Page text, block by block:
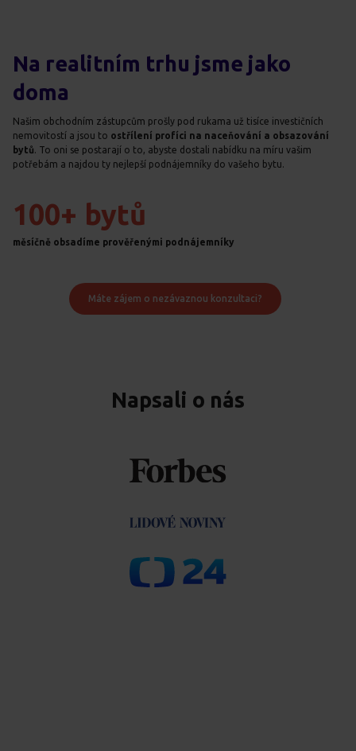
Na realitním trhu jsme jako
doma
Našim obchodním zástupcům prošly pod rukama už tisíce investičních
nemovitostí a jsou to ostřílení profíci na naceňování a obsazování
bytů . To oni se postarají o to, abyste dostali nabídku na míru vašim
potřebám a najdou ty nejlepší podnájemníky do vašeho bytu.
100+ bytů
měsíčně obsadíme prověřenými podnájemníky
Máte zájem o nezávaznou konzultaci?
Napsali o nás